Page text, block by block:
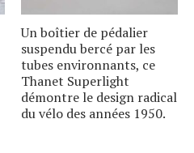
Un boîtier de pédalier
suspendu bercé par les
tubes environnants, ce
Thanet Superlight
démontre le design radical
du vélo des années 1950.